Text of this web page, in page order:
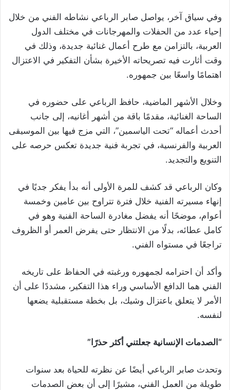
وفي سياق آخر، يواصل صابر الرباعي نشاطه الفني من خلال
إحياء عدد من الحفلات والمهرجانات في مختلف الدول
العربية، بالتزامن مع طرح أعمال غنائية جديدة، وذلك في
وقت أثارت فيه تصريحاته الأخيرة بشأن التفكير في الاعتزال
اهتمامًا واسعًا بين جمهوره.
وخلال الأشهر الماضية، حافظ الرباعي على حضوره في
الساحة الغنائية، مقدمًا باقة من أشهر أغانيه، إلى جانب
أحدث أعماله “تحت الياسمين”، التي مزج فيها بين الموسيقى
العربية والفرنسية، في تجربة فنية جديدة تعكس حرصه على
التنويع والتجديد.
وكان الرباعي قد كشف للمرة الأولى أنه بدأ يفكر جديًا في
إنهاء مسيرته الفنية خلال فترة تتراوح بين عامين وخمسة
أعوام، موضحًا أنه يفضل مغادرة الساحة الفنية وهو في
كامل عطائه، بدلًا من الانتظار حتى يفرض العمر أو الظروف
تراجعًا في مستواه الفني.
وأكد أن احترامه لجمهوره ورغبته في الحفاظ على تاريخه
الفني هما الدافع الأساسي وراء هذا التفكير، مشددًا على أن
الأمر لا يتعلق باعتزال وشيك، بل بخطة مستقبلية يضعها
لنفسه.
“الصدمات الإنسانية جعلتني أكثر حذرًا”
وتحدث صابر الرباعي أيضًا عن نظرته للحياة بعد سنوات
طويلة من العمل الفني، مشيرًا إلى أن بعض الصدمات